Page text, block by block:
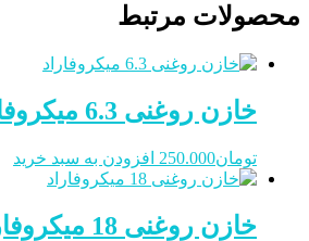
محصولات مرتبط
خازن روغنی 6.3 میکروفاراد
تومان250.000 افزودن به سبد خرید
خازن روغنی 18 میکروفاراد